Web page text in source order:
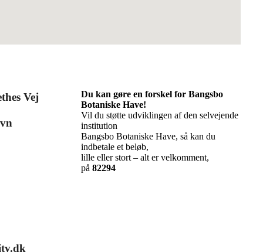
Vej
Du kan gøre en forskel for Bangsbo
Botaniske Have!
Vil du støtte udviklingen af den selvejende
institution
Bangsbo Botaniske Have, så kan du
indbetale et beløb,
lille eller stort – alt er velkomment,
på 82294